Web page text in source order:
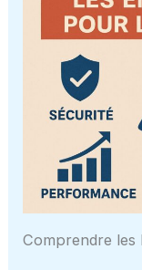
Comprendre les